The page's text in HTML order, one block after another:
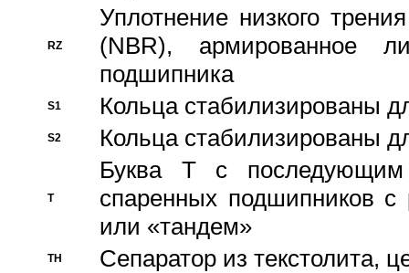
RZ
Уплотнение низкого
(NBR), армированное
подшипника
S1 Кольца стабилизированы
S2 Кольца стабилизированы
T
Буква T с
спаренных подшипников
или «тандем»
TH Сепаратор из текстолита,